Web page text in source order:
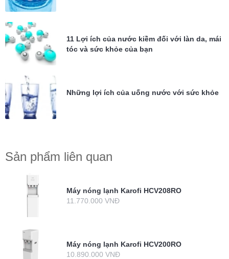
11 Lợi ích của nước kiềm đối với làn da, mái
tóc và sức khỏe của bạn
Những lợi ích của uống nước với sức khỏe
Sản phẩm liên quan
Máy nóng lạnh Karofi HCV208RO
11.770.000 VNĐ
Máy nóng lạnh Karofi HCV200RO
10.890.000 VNĐ